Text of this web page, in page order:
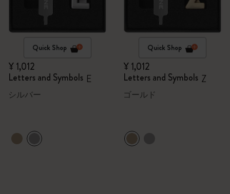
Quick Shop
¥ 1,012
Letters and Symbols E
シルバー
Quick Shop
¥ 1,012
Letters and Symbols Z
ゴールド